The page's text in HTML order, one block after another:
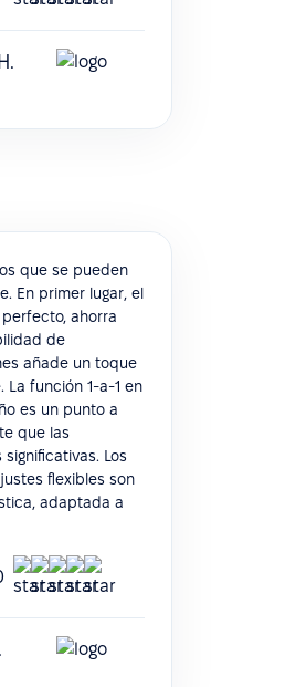
que se pueden
En primer lugar, el
ahorra
de
añade un toque
La función 1-a-1 en
es un punto a
que las
Los
flexibles son
adaptada a